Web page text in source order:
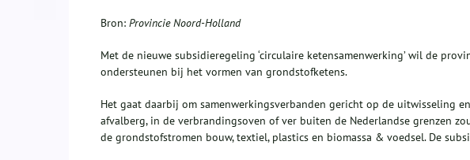
Bron: Provincie Noord-Holland
Met de nieuwe subsidieregeling ‘circulaire ketensamenwerking’ wil de
ondersteunen bij het vormen van grondstofketens.
Het gaat daarbij om samenwerkingsverbanden gericht op de uitwisseling
afvalberg, in de verbrandingsoven of ver buiten de Nederlandse grenzen
de grondstofstromen bouw, textiel, plastics en biomassa & voedsel. De